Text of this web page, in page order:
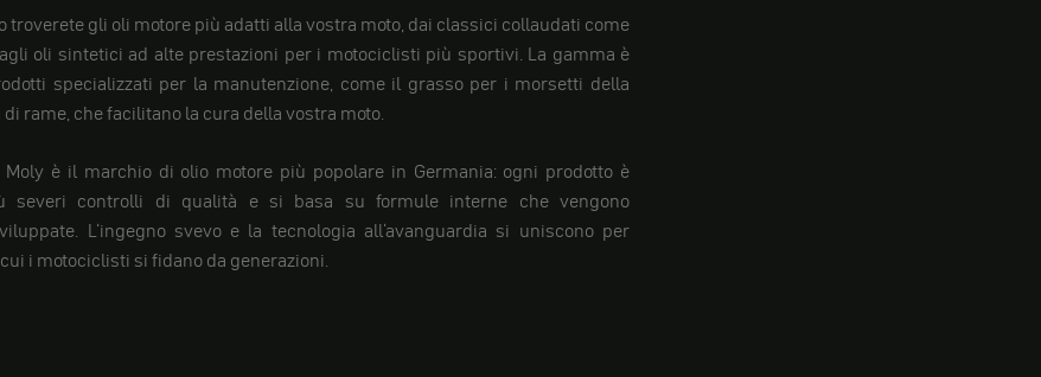
troverete gli oli motore più adatti alla vostra moto, dai classici collaudati come
oli sintetici ad alte prestazioni per i motociclisti più sportivi. La gamma è
specializzati per la manutenzione, come il grasso per i morsetti della
rame, che facilitano la cura della vostra moto.
Moly è il marchio di olio motore più popolare in Germania: ogni prodotto è
severi controlli di qualità e si basa su formule interne che vengono
L'ingegno svevo e la tecnologia all'avanguardia si uniscono per
i motociclisti si fidano da generazioni.